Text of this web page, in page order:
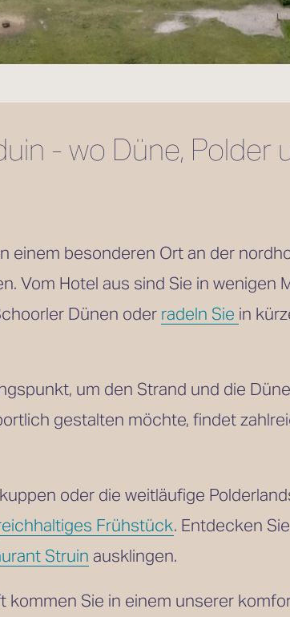
- wo Düne, Polder
einem besonderen Ort an der
Vom Hotel aus sind Sie in wenigen
Dünen oder radeln Sie in
um den Strand und die
gestalten möchte, findet
Frühstück. Entdecken
Struin ausklingen.
kommen Sie in einem unserer